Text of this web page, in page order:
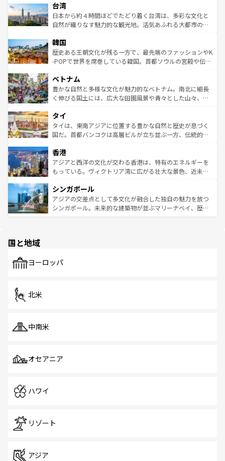
ならではの贅沢な旅のスタイルだ。 なお、新着のアメリカ
情報はコンテンツ一覧を参照してほしい。
れるおもてなしの心で訪れる人々を迎えてくれるハワイの
人々、おいしいローカルフードやハワイアンミュージッ
ク、伝統的なフラダンスなど、すべてがハワイの魅力を彩
ワイを、存分に味わってほしい。 なお、新着のハワイ情報
はコンテンツ一覧を参照してほしい。
リアリーフや大陸中央部にそびえるウルル（エアーズロッ
ク）、タスマニアの美しい原生林やケアンズの熱帯雨林な
ど、見どころがたくさん。また、カフェやワイン、オージ
いる。アクティビティも充実しており、サーフィンやダイ
ビング、ハイキングなど、アウトドア好きにはたまらな
い。オーストラリアの多彩な魅力を存分に味わいつくそ
参照してほしい。
台湾
日本から約４時間ほどでたどり着く台湾は、多彩な文化と
自然が織りなす魅力的な観光地。活気あふれる大都市の台
ン）、静ひつな山岳地帯である台湾東部など、都市の喧騒
と山間の静けさが共存しており、訪れる人に新しい発見と
驚きをもたらしてくれる。また、奥深い台湾の食文化も魅
容にもいいと評判のスイーツなど、バラエティ豊かな料理
が味わえる。 なお、新着の台湾情報は コンテンツ一覧を参
照してほしい。
韓国
歴史ある王朝文化が残る一方で、最先端のファッションやK
-POPで世界を席巻している韓国。首都ソウルの宮殿や伝統
き、地方に足を延ばせば四季折々の自然美を楽しむことが
できる。そして、キムチや焼肉、絶品のストリートフード
まで、さまざまな韓国料理が待っている。夜には、韓国な
リティに包まれながら、韓国の多彩な魅力を心ゆくまで味
わってみてほしい。 なお、新着の韓国情報はコンテンツ一
覧を参照してほしい。
ベトナム
豊かな自然と多様な文化が魅力的なベトナム。南北に細長
く伸びる国土には、広大な田園風景や青々とした山々、世
急速な発展と共に伝統が息づく。ハノイの古い町並みやホ
ーチミン市のフランス統治時代の建物も、独特の雰囲気を
醸し出している。また、バラエティの豊かさとおいしさで
とつ。フォーやバインミー、ベトナムコーヒーなどは、ぜ
ひ現地で味わいたい。どの地域を訪れてもあたたかい人々
が旅行者を迎えてくれるので、きっと忘れられない旅にな
参照してほしい。
タイ
タイは、東南アジアに位置する豊かな自然と歴史が息づく
国だ。首都バンコクは高層ビルが立ち並ぶ一方、伝統的な
の活気が交差している。北部ではチェンマイなどの山岳地
帯で自然と触れ合い、南部ではプーケットやクラビの美し
いビーチでリゾート気分を楽しむことができる。タイ料理
激する。気候は一年中温暖で、どの季節にも異なる楽しみ
が待っている。親しみやすいタイの人々、仏教を中心とし
た文化、そして多様な観光資源が、訪れる旅人を魅了し続
香港
アジアと西洋の文化が交わる香港は、特有のエネルギーを
もっている。ヴィクトリア湾に広がる壮大な景色、近未来
み、どこを訪れても感動するはず。観光スポットが密集し
ており、効率よく見どころを回れるのも魅力。息をのむよ
うな絶景から文化的な体験まで、香港を存分に楽しみ尽く
シンガポール
アジアの交差点として多文化が融合した独自の魅力を放つ
シンガポール。未来的な建築物が並ぶマリーナベイ、歴史
で、ホーカーズは地元の風情を楽しめる外せないスポット
国と地域
ヨーロッパ
北米
中南米
オセアニア
ハワイ
リゾート
アジア